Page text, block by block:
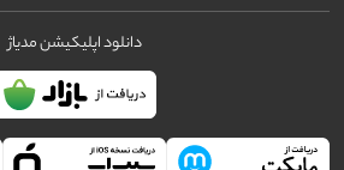
دانلود اپلیکیشن مدیاژ